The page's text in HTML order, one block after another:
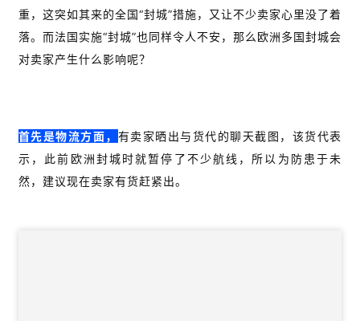
首
广
运
重，这突如其来的全国“封城”措施，又让不少卖家心里没了着
落。而法国实施“封城”也同样令人不安，那么欧洲多国封城会
对卖家产生什么影响呢？
首先是物流方面， 有卖家晒出与货代的聊天截图，该货代表
示，此前欧洲封城时就暂停了不少航线，所以为防患于未
然，建议现在卖家有货赶紧出。